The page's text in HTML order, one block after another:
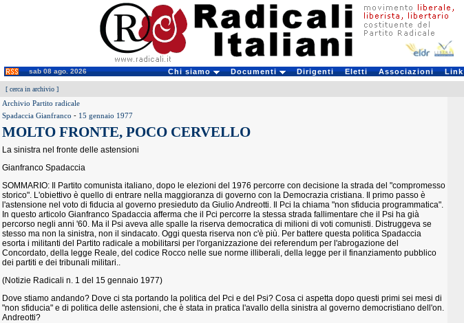
sab 08 ago. 2026 Chi siamo Documenti Dirigenti Eletti Associazioni Link
[ cerca in archivio ]
Archivio Partito radicale
Spadaccia Gianfranco - 15 gennaio 1977
MOLTO FRONTE, POCO CERVELLO
La sinistra nel fronte delle astensioni
Gianfranco Spadaccia
SOMMARIO: Il Partito comunista italiano, dopo le elezioni del 1976 percorre con decisione la strada del "compromesso
storico". L'obiettivo è quello di entrare nella maggioranza di governo con la Democrazia cristiana. Il primo passo è
l'astensione nel voto di fiducia al governo presieduto da Giulio Andreotti. Il Pci la chiama "non sfiducia programmatica".
In questo articolo Gianfranco Spadaccia afferma che il Pci percorre la stessa strada fallimentare che il Psi ha già
percorso negli anni '60. Ma il Psi aveva alle spalle la riserva democratica di milioni di voti comunisti. Distruggeva se
stesso ma non la sinistra, non il sindacato. Oggi questa riserva non c'è più. Per battere questa politica Spadaccia
esorta i militanti del Partito radicale a mobilitarsi per l'organizzazione dei referendum per l'abrogazione del
Concordato, della legge Reale, del codice Rocco nelle sue norme illiberali, della legge per il finanziamento pubblico
dei partiti e dei tribunali militari..
(Notizie Radicali n. 1 del 15 gennaio 1977)
Dove stiamo andando? Dove ci sta portando la politica del Pci e del Psi? Cosa ci aspetta dopo questi primi sei mesi di
"non sfiducia" e di politica delle astensioni, che è stata in pratica l'avallo della sinistra al governo democristiano dell'on.
Andreotti?